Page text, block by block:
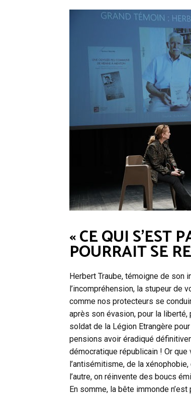
« CE QUI S’EST
POURRAIT SE
Herbert Traube, témoigne de son
l’incompréhension, la stupeur de
comme nos protecteurs se
après son évasion, pour la
soldat de la Légion Etrangère
pensions avoir éradiqué
démocratique républicain ! Or que
l’antisémitisme, de la
l’autre, on réinvente des boucs
En somme, la bête immonde